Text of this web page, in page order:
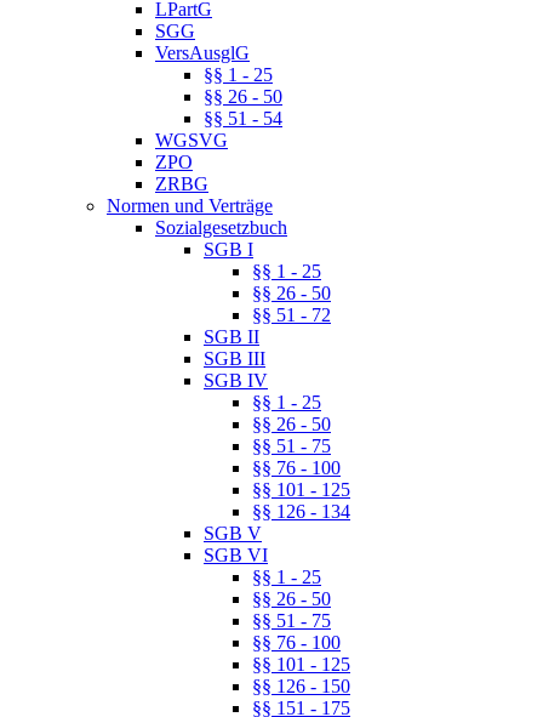
LPartG
SGG
VersAusglG
§§ 1 - 25
§§ 26 - 50
§§ 51 - 54
WGSVG
ZPO
ZRBG
Normen und Verträge
Sozialgesetzbuch
SGB I
§§ 1 - 25
§§ 26 - 50
§§ 51 - 72
SGB II
SGB III
SGB IV
§§ 1 - 25
§§ 26 - 50
§§ 51 - 75
§§ 76 - 100
§§ 101 - 125
§§ 126 - 134
SGB V
SGB VI
§§ 1 - 25
§§ 26 - 50
§§ 51 - 75
§§ 76 - 100
§§ 101 - 125
§§ 126 - 150
§§ 151 - 175